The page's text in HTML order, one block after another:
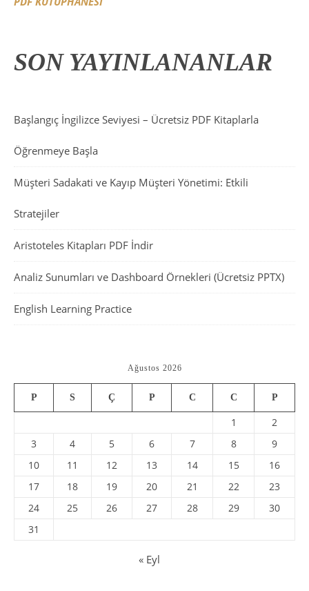
SON YAYINLANANLAR
Başlangıç İngilizce Seviyesi – Ücretsiz PDF Kitaplarla
Öğrenmeye Başla
Müşteri Sadakati ve Kayıp Müşteri Yönetimi: Etkili
Stratejiler
Aristoteles Kitapları PDF İndir
Analiz Sunumları ve Dashboard Örnekleri (Ücretsiz PPTX)
English Learning Practice
Ağustos 2026
P S Ç P C C P
1
2
3
4 5 6 7 8
9
10
11 12 13 14 15
16
17
18 19 20 21 22
23
24
25 26 27 28 29
30
31
« Eyl